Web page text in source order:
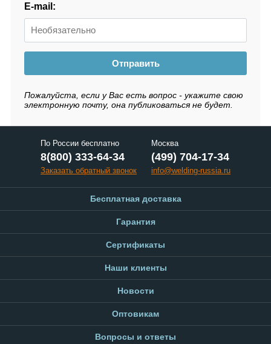
E-mail:
Отправить
Пожалуйста, если у Вас есть вопрос - укажите свою
электронную почту, она публиковаться не будет.
По России бесплатно
8(800) 333-64-34
Заказать обратный звонок
Москва
(499) 704-17-34
info@welding-russia.ru
Бесплатная доставка
Гарантия
Сертификаты
Наши клиенты
Новости
Оптовикам
Вопросы и ответы